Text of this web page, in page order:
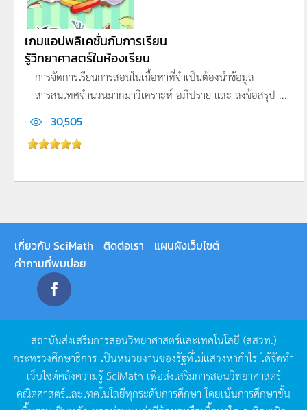
เกมแอปพลิเคชั่นกับการเรียน
รู้วิทยาศาสตร์ในห้องเรียน
การจัดการเรียนการสอนในเนื้อหาที่จำเป็นต้องนำข้อมูล
สารสนเทศจำนวนมากมาวิเคราะห์ อภิปราย และ ลงข้อสรุป ...
30,505
เกี่ยวกับ SciMath ติดต่อเรา
แผนผังเว็บไซต์
คำถามที่พบบ่อย
สถาบันส่งเสริมการสอนวิทยาศาสตร์และเทคโนโลยี (สสวท.)
กระทรวงศึกษาธิการ เป็นหน่วยงานของรัฐที่ไม่แสวงหากำไรได้จัดทำ
เว็บไซต์คลังความรู้SciMath เพื่อส่งเสริมการสอนวิทยาศาสตร์
คณิตศาสตร์และเทคโนโลยีทุกระดับการศึกษา โดยเน้นการศึกษาขั้น